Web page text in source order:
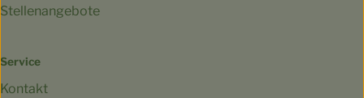
Stellenangebote
Service
Kontakt